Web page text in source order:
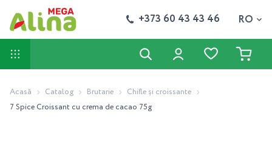
+373 60 43 43 46 RO
Acasă Catalog Brutarie
Chifle și croissante
7 Spice Croissant cu crema de cacao 75g